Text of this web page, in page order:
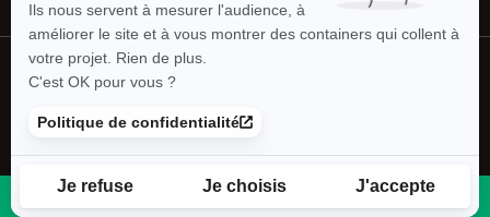
Axeptio
Ils nous servent à mesurer l'audience, à
améliorer le site et à vous montrer des containers qui collent à
votre projet. Rien de plus.
C'est OK pour vous ?
Politique de confidentialité
Je refuse Je choisis J'accepte
©2026 INBOX -
Gérer les cookies
DEMANDER UN DEVIS